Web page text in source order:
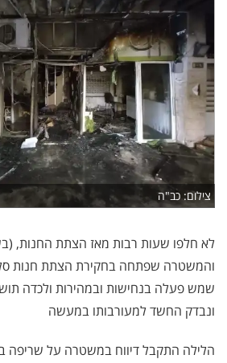
צילום: כב"ה
והמשטרה שפתחה בחקירת הצתת חנות
שמש פעלה בנחישות ובמהירות ולכדה
ונבדק החשד למעורבותו במעשה
הלילה התקבל דיווח במשטרה על שריפה